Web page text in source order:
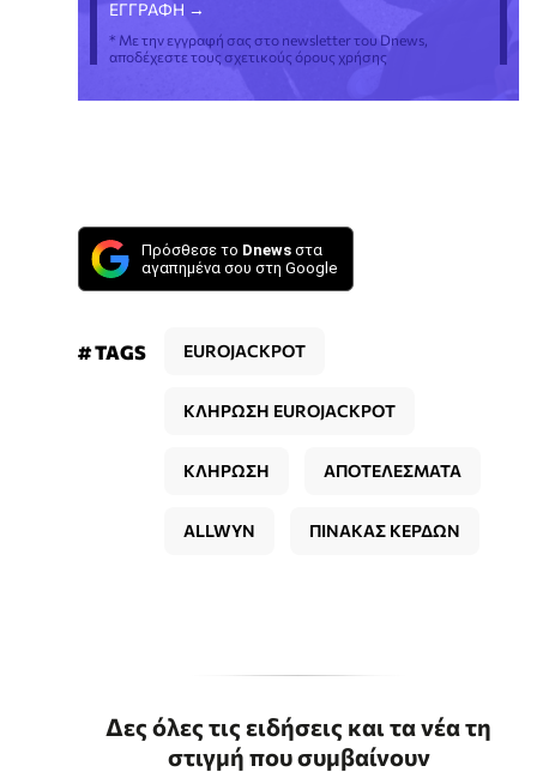
* Με την εγγραφή σας στο newsletter του Dnews,
αποδέχεστε τους σχετικούς όρους χρήσης
Πρόσθεσε το Dnews στα
αγαπημένα σου στη Google
# TAGS EUROJACKPOT
ΚΛΗΡΩΣΗ EUROJACKPOT
ΚΛΗΡΩΣΗ ΑΠΟΤΕΛΕΣΜΑΤΑ
ALLWYN ΠΙΝΑΚΑΣ ΚΕΡΔΩΝ
Δες όλες τις ειδήσεις και τα νέα τη
στιγμή που συμβαίνουν